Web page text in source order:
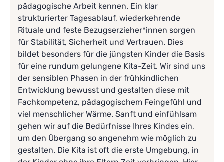
pädagogische Arbeit kennen. Ein klar
strukturierter Tagesablauf, wiederkehrende
Rituale und feste Bezugserzieher*innen sorgen
für Stabilität, Sicherheit und Vertrauen. Dies
bildet besonders für die jüngsten Kinder die Basis
für eine rundum gelungene Kita-Zeit. Wir sind uns
der sensiblen Phasen in der frühkindlichen
Entwicklung bewusst und gestalten diese mit
Fachkompetenz, pädagogischem Feingefühl und
viel menschlicher Wärme. Sanft und einfühlsam
gehen wir auf die Bedürfnisse Ihres Kindes ein,
um den Übergang so angenehm wie möglich zu
gestalten. Die Kita ist oft die erste Umgebung, in